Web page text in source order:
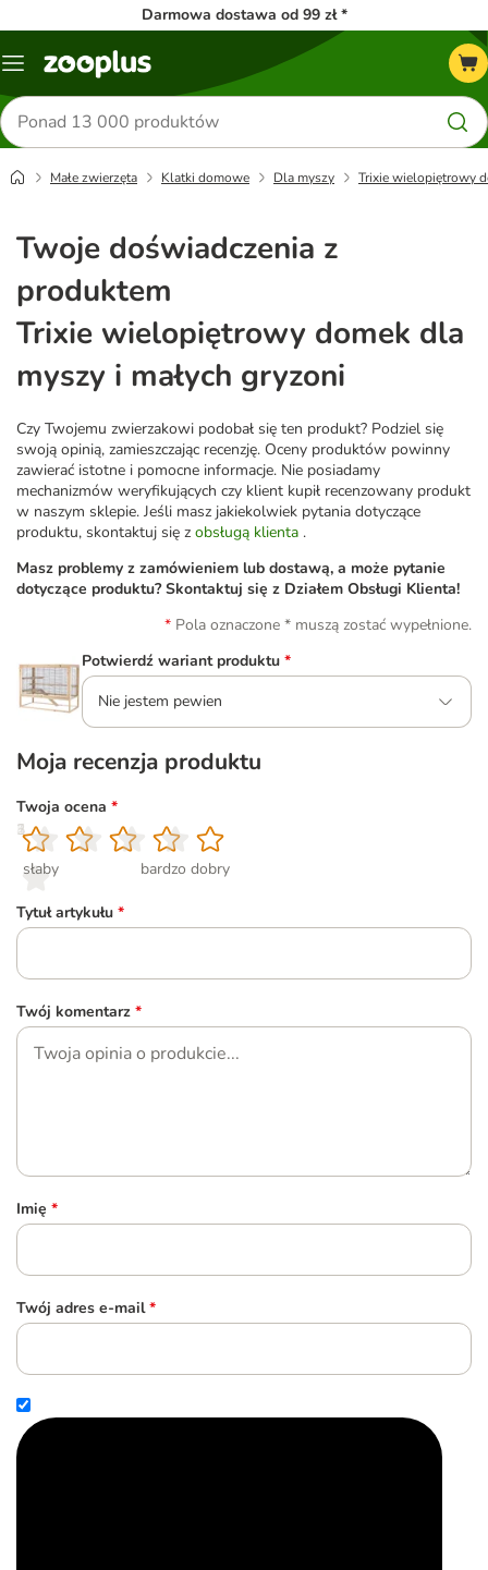
Darmowa dostawa od 99 zł *
Menu
Szukaj
produktów
Małe zwierzęta Klatki domowe Dla myszy Trixie wielopiętrowy
Twoje doświadczenia z
produktem
Trixie wielopiętrowy domek dla
myszy i małych gryzoni
Czy Twojemu zwierzakowi podobał się ten produkt? Podziel się
swoją opinią, zamieszczając recenzję. Oceny produktów powinny
zawierać istotne i pomocne informacje. Nie posiadamy
mechanizmów weryfikujących czy klient kupił recenzowany produkt
w naszym sklepie. Jeśli masz jakiekolwiek pytania dotyczące
produktu, skontaktuj się z obsługą klienta .
Masz problemy z zamówieniem lub dostawą, a może pytanie
dotyczące produktu? Skontaktuj się z Działem Obsługi Klienta!
Pola oznaczone * muszą zostać wypełnione.
Potwierdź wariant produktu *
Nie jestem pewien
Moja recenzja produktu
Twoja ocena *
1
słaby
2
3
4
5
bardzo dobry
Tytuł artykułu *
Twój komentarz *
Imię *
Twój adres e-mail *